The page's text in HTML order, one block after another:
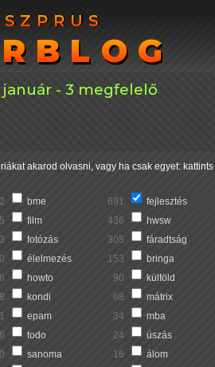
január - 3 megfelelő
akarod olvasni, vagy ha csak egyet: kattints
bme 691
fejlesztés
film 436
hwsw
fotózás 305
fáradtság
élelmezés 153
bringa
howto 90
külföld
kondi 68
mátrix
epam 34
mba
todo 24
úszás
sanoma 16
álom